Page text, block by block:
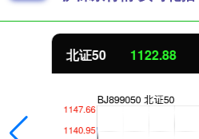
北证50 1122.88